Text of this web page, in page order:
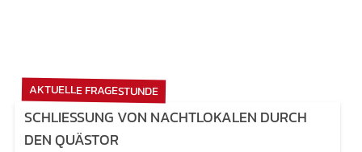
AKTUELLE FRAGESTUNDE
SCHLIESSUNG VON NACHTLOKALEN DURCH D
EN QUÄSTOR